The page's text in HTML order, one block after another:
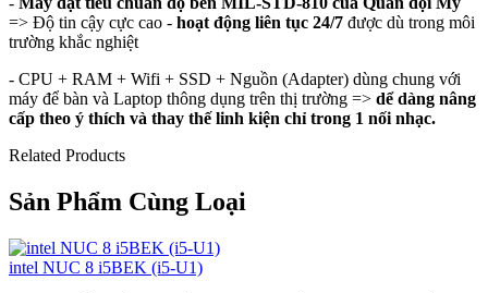
=> Độ tin cậy cực cao - hoạt động liên tục 24/7 được dù trong môi
trường khắc nghiệt
- CPU + RAM + Wifi + SSD + Nguồn (Adapter) dùng chung với
máy để bàn và Laptop thông dụng trên thị trường => dể dàng nâng
cấp theo ý thích và thay thế linh kiện chỉ trong 1 nối nhạc.
Related Products
Sản Phẩm Cùng Loại
intel NUC 8 i5BEK (i5-U1)